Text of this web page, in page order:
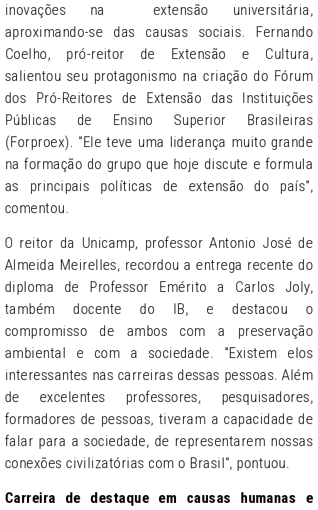
inovações na extensão universitária,
aproximando-se das causas sociais. Fernando
Coelho, pró-reitor de Extensão e Cultura,
salientou seu protagonismo na criação do Fórum
dos Pró-Reitores de Extensão das Instituições
Públicas de Ensino Superior Brasileiras
(Forproex). "Ele teve uma liderança muito grande
na formação do grupo que hoje discute e formula
as principais políticas de extensão do país",
comentou.
O reitor da Unicamp, professor Antonio José de
Almeida Meirelles, recordou a entrega recente do
diploma de Professor Emérito a Carlos Joly,
também docente do IB, e destacou o
compromisso de ambos com a preservação
ambiental e com a sociedade. "Existem elos
interessantes nas carreiras dessas pessoas. Além
de excelentes professores, pesquisadores,
formadores de pessoas, tiveram a capacidade de
falar para a sociedade, de representarem nossas
conexões civilizatórias com o Brasil", pontuou.
Carreira de destaque em causas humanas e